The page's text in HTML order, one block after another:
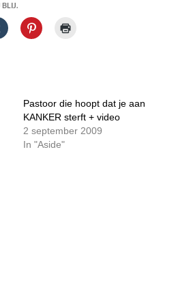
BLIJ.
Pastoor die hoopt dat je aan
KANKER sterft + video
2 september 2009
In "Aside"